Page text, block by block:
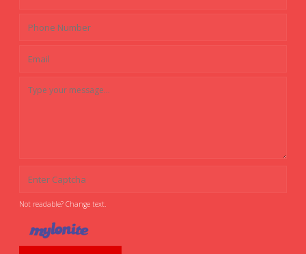
Not readable? Change text.